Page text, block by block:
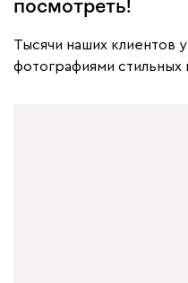
посмотреть!
Тысячи наших клиентов
фотографиями